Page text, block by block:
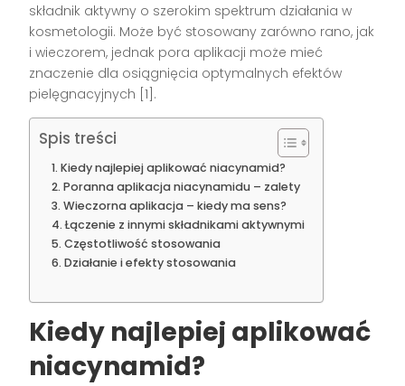
składnik aktywny o szerokim spektrum działania w
kosmetologii. Może być stosowany zarówno rano, jak
i wieczorem, jednak pora aplikacji może mieć
znaczenie dla osiągnięcia optymalnych efektów
pielęgnacyjnych [1].
Spis treści
Kiedy najlepiej aplikować niacynamid?
Poranna aplikacja niacynamidu – zalety
Wieczorna aplikacja – kiedy ma sens?
Łączenie z innymi składnikami aktywnymi
Częstotliwość stosowania
Działanie i efekty stosowania
Kiedy najlepiej aplikować
niacynamid?